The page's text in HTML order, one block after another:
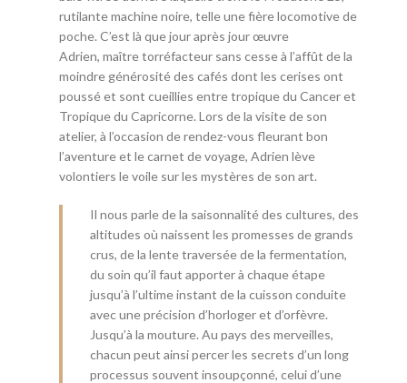
rutilante machine noire, telle une fière locomotive de
poche. C’est là que jour après jour œuvre
Adrien, maître torréfacteur sans cesse à l’affût de la
moindre générosité des cafés dont les cerises ont
poussé et sont cueillies entre tropique du Cancer et
Tropique du Capricorne. Lors de la visite de son
atelier, à l’occasion de rendez-vous fleurant bon
l’aventure et le carnet de voyage, Adrien lève
volontiers le voile sur les mystères de son art.
Il nous parle de la saisonnalité des cultures, des
altitudes où naissent les promesses de grands
crus, de la lente traversée de la fermentation,
du soin qu’il faut apporter à chaque étape
jusqu’à l’ultime instant de la cuisson conduite
avec une précision d’horloger et d’orfèvre.
Jusqu’à la mouture. Au pays des merveilles,
chacun peut ainsi percer les secrets d’un long
processus souvent insoupçonné, celui d’une